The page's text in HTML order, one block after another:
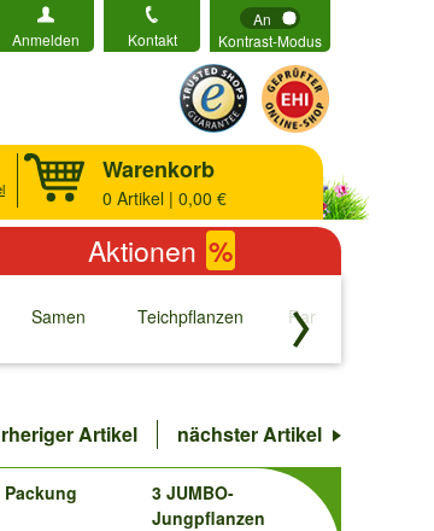
Anmelden Kontakt
An
Kontrast-Modus
Warenkorb
0 Artikel | 0,00 €
Aktionen %
Samen Teichpflanzen
↓
Raritäten
↓
Artikel nächster Artikel
order
Packung
3 JUMBO-
Jungpflanzen